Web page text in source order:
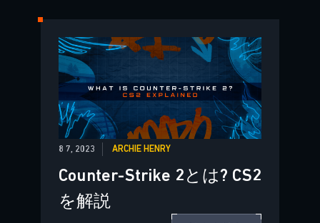
8 7, 2023 ARCHIE HENRY
Counter-Strike 2とは? CS2
を解説